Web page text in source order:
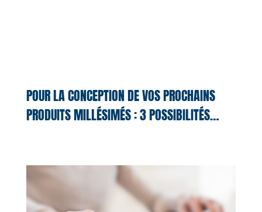
POUR LA CONCEPTION DE VOS PROCHAINS
PRODUITS MILLÉSIMÉS : 3 POSSIBILITÉS…